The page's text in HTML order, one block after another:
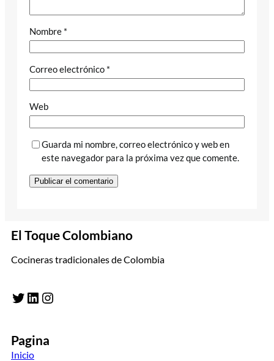
Nombre *
Correo electrónico *
Web
Guarda mi nombre, correo electrónico y web en
este navegador para la próxima vez que comente.
El Toque Colombiano
Cocineras tradicionales de Colombia
Twitter LinkedIn Instagram
Pagina
Inicio